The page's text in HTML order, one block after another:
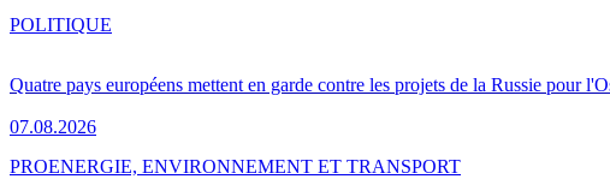
Quatre pays européens mettent en garde contre les projets de la Russie pour
07.08.2026
POLITIQUE
PROENERGIE, ENVIRONNEMENT ET TRANSPORT